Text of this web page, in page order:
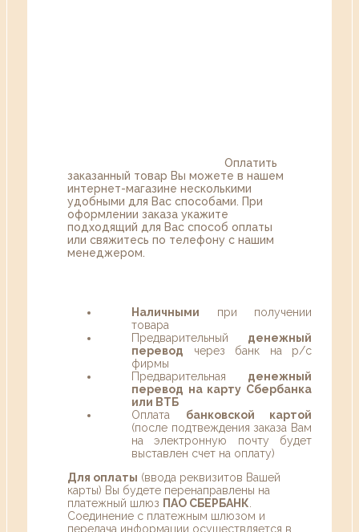
Оплатить
заказанный товар Вы можете в нашем
интернет-магазине несколькими
удобными для Вас способами. При
оформлении заказа укажите
подходящий для Вас способ оплаты
или свяжитесь по телефону с нашим
менеджером.
Наличными при получении
товара
Предварительный денежный
перевод через банк на р/с
фирмы
Предварительная денежный
перевод на карту Сбербанка
или ВТБ
Оплата банковской картой
(после подтвеждения заказа Вам
на электронную почту будет
выставлен счет на оплату)
Для оплаты (ввода реквизитов Вашей
карты) Вы будете перенаправлены на
платежный шлюз ПАО СБЕРБАНК
Соединение с платежным шлюзом и
передача информации осуществляется в